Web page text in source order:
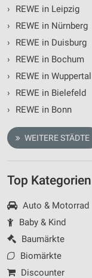
›
REWE in Leipzig
›
REWE in Nürnberg
›
REWE in Duisburg
›
REWE in Bochum
›
REWE in Wuppertal
›
REWE in Bielefeld
›
REWE in Bonn
WEITERE STÄDTE
Top Kategorien
Auto & Motorrad
Baby & Kind
Baumärkte
Biomärkte
Discounter